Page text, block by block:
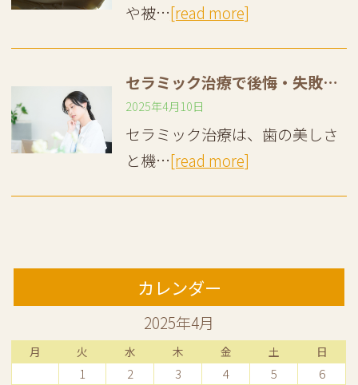
や被…[read more]
セラミック治療で後悔・失敗ってどういうこと？ セラミックの歯にする前に理解しておきたいこと
2025年4月10日
セラミック治療は、歯の美しさ
と機…[read more]
カレンダー
2025年4月
月 火 水 木 金 土 日
1 2 3 4 5
6